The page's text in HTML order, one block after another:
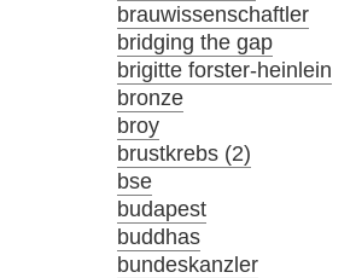
brauwissenschaftler
bridging the gap
brigitte forster-heinlein
bronze
broy
brustkrebs (2)
bse
budapest
buddhas
bundeskanzler